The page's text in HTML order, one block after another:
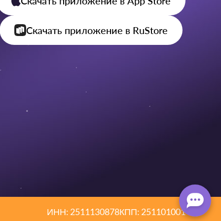
Скачать приложение в RuStore
ИНН: 2511130878КПП: 251101001